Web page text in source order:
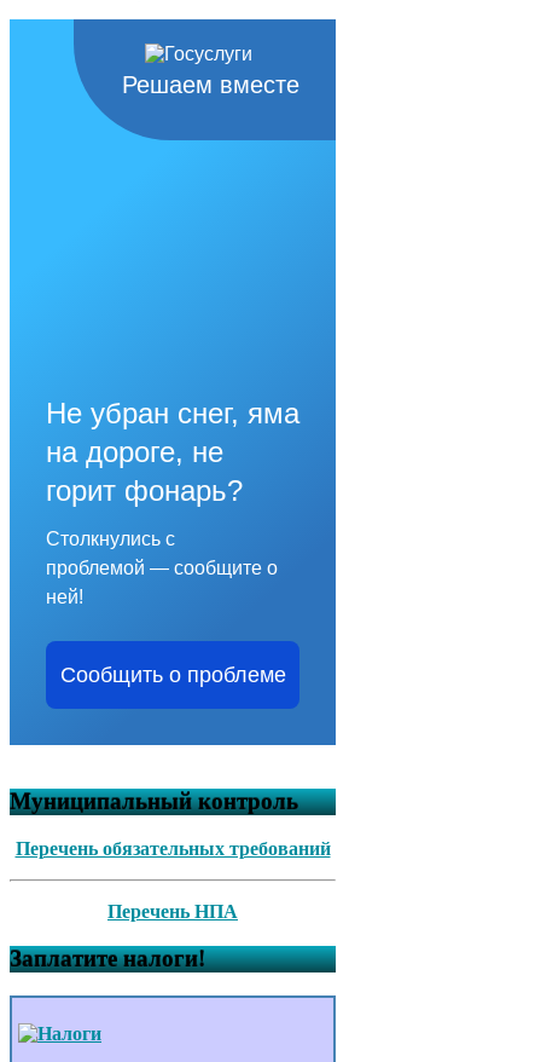
Решаем вместе
Не убран снег, яма
на дороге, не
горит фонарь?
Столкнулись с
проблемой — сообщите о
ней!
Сообщить о проблеме
Муниципальный контроль
Перечень обязательных требований
Перечень НПА
Заплатите налоги!